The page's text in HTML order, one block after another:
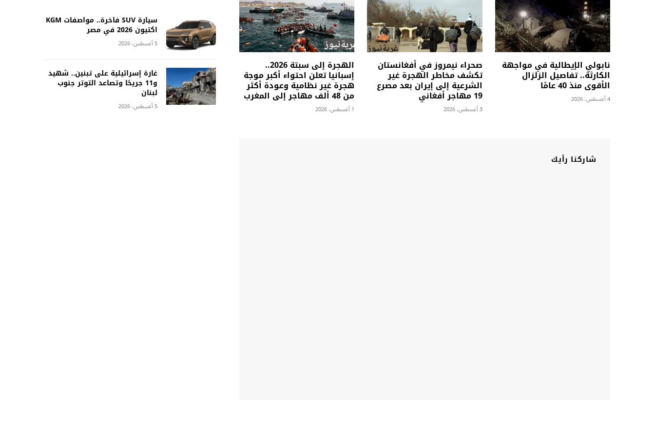
نابولي الإيطالية في مواجهة
الكارثة.. تفاصيل الزلزال
الأقوى منذ 40 عامًا
4 أغسطس، 2026
صحراء نيمروز في أفغانستان
تكشف مخاطر الهجرة غير
الشرعية إلى إيران بعد مصرع
19 مهاجر أفغاني
3 أغسطس، 2026
الهجرة إلى سبتة 2026..
إسبانيا تعلن احتواء أكبر موجة
هجرة غير نظامية وعودة أكثر
من 48 ألف مهاجر إلى المغرب
1 أغسطس، 2026
شاركنا رأيك
سيارة SUV فاخرة.. مواصفات KGM
اكتيون 2026 في مصر
5 أغسطس، 2026
غارة إسرائيلية على تبنين.. شهيد
و11 جريحًا وتصاعد التوتر جنوب
لبنان
5 أغسطس، 2026